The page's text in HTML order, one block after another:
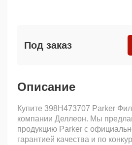
Под заказ
Описание
Купите 398H473707 Parker
компании Деллеон. Мы
продукцию Parker с
гарантией качества и по